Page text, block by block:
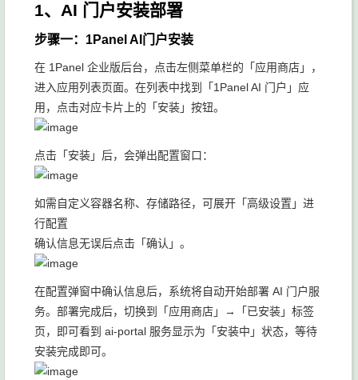
1、AI 门户安装部署
步骤一：1Panel AI门户安装
在 1Panel 企业版后台，点击左侧菜单栏的「应用商店」，
进入应用列表页面。在列表中找到「1Panel AI 门户」应
用，点击对应卡片上的「安装」按钮。
点击「安装」后，会弹出配置窗口：
如需自定义容器名称、存储路径，可展开「高级设置」进
行配置
确认信息无误后点击「确认」。
在配置弹窗中确认信息后，系统将自动开始部署 AI 门户服
务。部署完成后，切换到「应用商店」→「已安装」标签
页，即可看到 ai-portal 服务显示为「安装中」状态，等待
安装完成即可。